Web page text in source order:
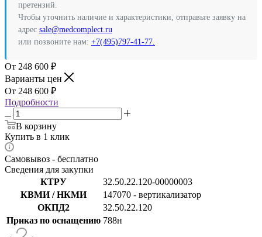
претензий.
Чтобы уточнить наличие и характеристики, отправьте заявку на
адрес sale@medcomplect.ru
или позвоните нам: +7(495)797-41-77.
248 600 ₽
Варианты цен
248 600 ₽
Подробности
В корзину
Купить в 1 клик
Самовывоз - бесплатно
Сведения для закупки
КТРУ
32.50.22.120-00000003
КВМИ / НКМИ
147070 - вертикализатор
ОКПД2
32.50.22.120
Приказ по оснащению 788н